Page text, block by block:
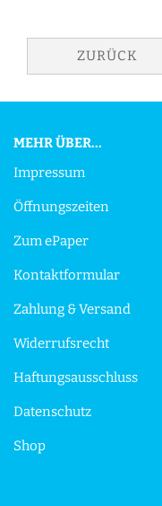
ZURÜCK
MEHR ÜBER...
Impressum
Öffnungszeiten
Zum ePaper
Kontaktformular
Zahlung & Versand
Widerrufsrecht
Haftungsausschluss
Datenschutz
Shop